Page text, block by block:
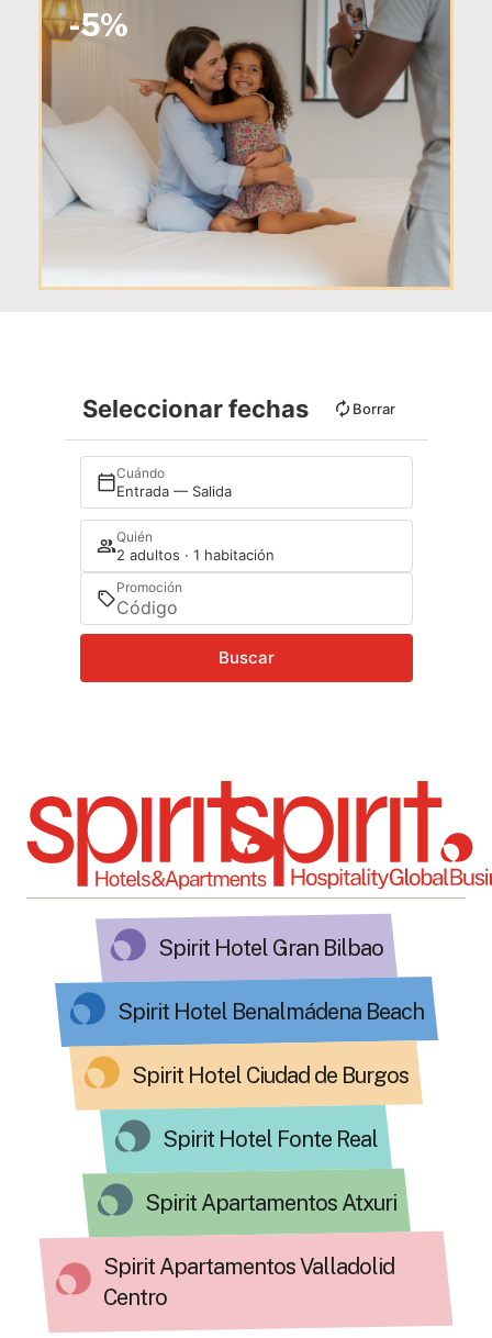
-5%
Seleccionar fechas Borrar
Cuándo
Entrada — Salida
Quién
2 adultos · 1 habitación
Promoción
Buscar
Spirit Hotel Gran Bilbao
Spirit Hotel Benalmádena Beach
Spirit Hotel Ciudad de Burgos
Spirit Hotel Fonte Real
Spirit Apartamentos Atxuri
Spirit Apartamentos Valladolid
Centro